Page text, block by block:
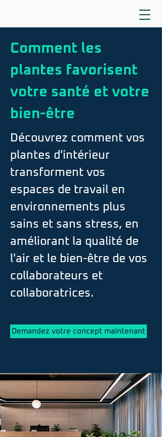
Comment les
plantes favorisent
votre santé et votre
bien-être
Découvrez comment vos
plantes d'intérieur
transforment vos
espaces de travail en
environnements plus
sains et sans stress, en
améliorant la qualité de
l'air et le bien-être de vos
collaborateurs et
collaboratrices.
Demandez votre concept maintenant